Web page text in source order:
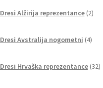
Dresi Alžirija reprezentance 2
Dresi Avstralija nogometni 4
Dresi Hrvaška reprezentance 32